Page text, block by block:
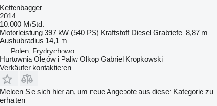
Kettenbagger
2014
10.000 M/Std.
Motorleistung 397 kW (540 PS) Kraftstoff Diesel Grabtiefe 8,87 m
Aushubradius 14,1 m
Polen, Frydrychowo
Hurtownia Olejów i Paliw Olkop Gabriel Kropkowski
Verkäufer kontaktieren
Melden Sie sich hier an, um neue Angebote aus dieser Kategorie zu
erhalten